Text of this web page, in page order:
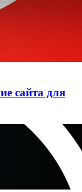
сайта для